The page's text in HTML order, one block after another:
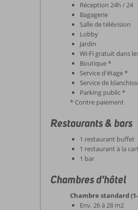
Réception 24h / 24
Bagagerie
Salle de télévision
Lobby
Jardin
Wi-Fi gratuit dans
Boutique *
Service d'étage *
Service de
Parking public *
* Contre paiement
Restaurants & bars
1 restaurant buffet
1 restaurant à la
1 bar
Chambres d'hôtel
Chambre standard
Env. 26 à 28 m2